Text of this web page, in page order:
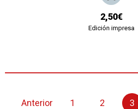
2,50€
Edición impresa
Anterior 1 2 3